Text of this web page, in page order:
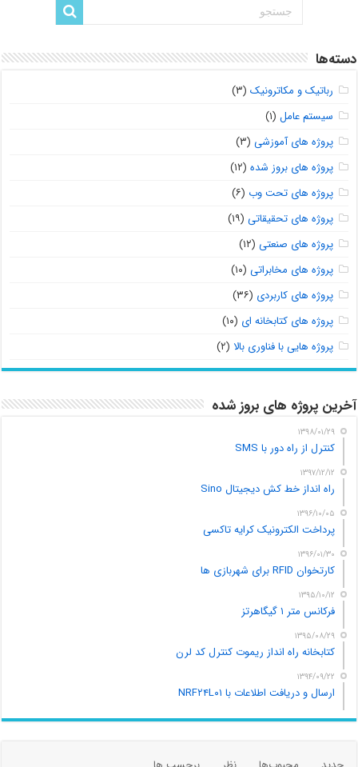
دسته‌ها
رباتیک و مکاترونیک (۳)
سیستم عامل (۱)
پروژه های آموزشی (۳)
پروژه های بروز شده (۱۲)
پروژه های تحت وب (۶)
پروژه های تحقیقاتی (۱۹)
پروژه های صنعتی (۱۲)
پروژه های مخابراتی (۱۰)
پروژه های کاربردی (۳۶)
پروژه های کتابخانه ای (۱۰)
پروژه هایی با فناوری بالا (۲)
آخرین پروژه های بروز شده
۱۳۹۸/۰۱/۲۹
کنترل از راه دور با SMS
۱۳۹۷/۱۲/۱۲
راه انداز خط کش دیجیتال Sino
۱۳۹۶/۱۰/۰۵
پرداخت الکترونیک کرایه تاکسی
۱۳۹۶/۰۱/۳۰
کارتخوان RFID برای شهربازی ها
۱۳۹۵/۱۰/۱۲
فرکانس متر ۱ گیگاهرتز
۱۳۹۵/۰۸/۲۹
کتابخانه راه انداز ریموت کنترل کد لرن
۱۳۹۴/۰۹/۲۲
ارسال و دریافت اطلاعات با NRF۲۴L۰۱